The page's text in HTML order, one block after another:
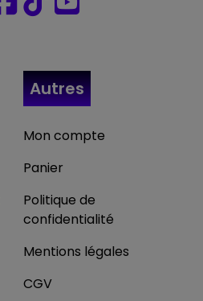
Autres
Mon compte
Panier
Politique de
confidentialité
Mentions légales
CGV